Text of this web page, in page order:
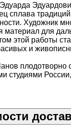
сплава традиций
Художник
материал для
этой работы
и
плодотворно
студиями